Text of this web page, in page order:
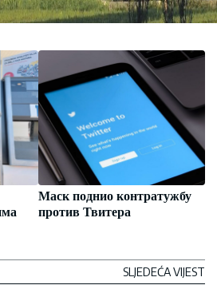
Маск поднио контратужбу
против Твитера
SLJEDEĆA VIJEST